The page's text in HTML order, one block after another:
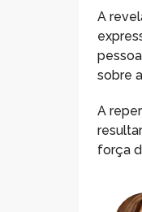
A
sobre
A
força